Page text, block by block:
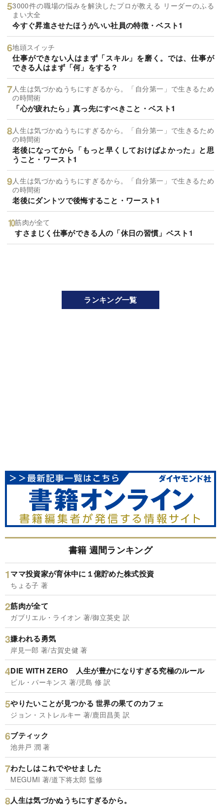
3000件の職場の悩みを解決したプロが教える リーダーのふる
まい大全
今すぐ昇進させたほうがいい社員の特徴・ベスト1
地頭スイッチ
仕事ができない人はまず「スキル」を磨く。では、仕事が
できる人はまず「何」をする？
人生は気づかぬうちにすぎるから。「自分第一」で生きるため
の時間術
「心が疲れたら」真っ先にすべきこと・ベスト1
人生は気づかぬうちにすぎるから。「自分第一」で生きるため
の時間術
老後になってから「もっと早くしておけばよかった」と思
うこと・ワースト1
人生は気づかぬうちにすぎるから。「自分第一」で生きるため
の時間術
老後にダントツで後悔すること・ワースト1
筋肉が全て
すさまじく仕事ができる人の「休日の習慣」ベスト1
ランキング一覧
書籍 週間ランキング
ママ投資家が育休中に１億貯めた株式投資
ちょる子 著
筋肉が全て
ガブリエル・ライオン 著/御立英史 訳
嫌われる勇気
岸見一郎 著/古賀史健 著
DIE WITH ZERO 人生が豊かになりすぎる究極のルール
ビル・パーキンス 著/児島 修 訳
やりたいことが見つかる 世界の果てのカフェ
ジョン・ストレルキー 著/鹿田昌美 訳
ブティック
池井戸 潤 著
わたしはこれでやせました
MEGUMI 著/道下将太郎 監修
人生は気づかぬうちにすぎるから。